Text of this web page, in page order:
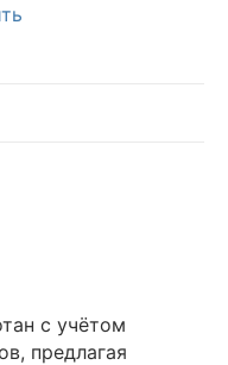
с учётом
предлагая